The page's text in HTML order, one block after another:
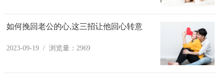
如何挽回老公的心,这三招让他回心转意
2023-09-19 / 浏览量：2969